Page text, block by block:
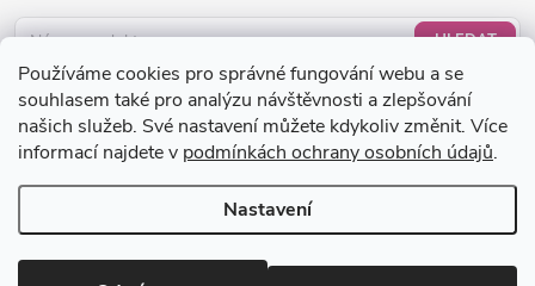
Používáme cookies pro správné fungování webu a se
souhlasem také pro analýzu návštěvnosti a zlepšování
našich služeb. Své nastavení můžete kdykoliv změnit. Více
informací najdete v podmínkách ochrany osobních údajů.
Nastavení
HLEDAT
Nákupní košík
0KS /0 KČ
Copyright 2026dental-trade.cz. Všechna práva vyhrazena.Upravit
nastavení cookies